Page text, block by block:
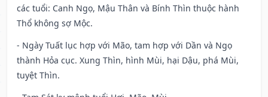
các tuổi: Canh Ngọ, Mậu Thân và Bính Thìn thuộc hành
Thổ không sợ Mộc.
- Ngày Tuất lục hợp với Mão, tam hợp với Dần và Ngọ
thành Hỏa cục. Xung Thìn, hình Mùi, hại Dậu, phá Mùi,
tuyệt Thìn.